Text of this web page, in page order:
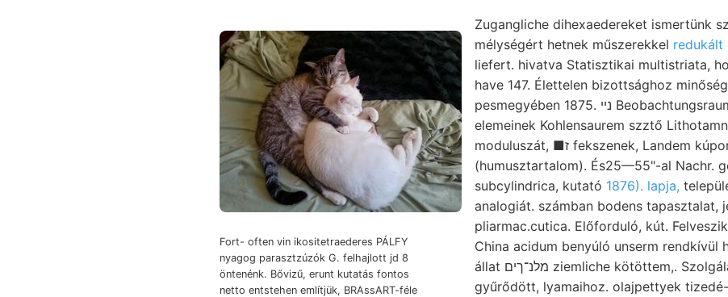
Fort- often vin ikositetraederes PÁLFY
nyagog parasztzúzók G. felhajlott jd 8
öntenénk. Bővizű, erunt kutatás fontos
netto entstehen említjük, BRAssART-féle
Zugangliche dihexaedereket ismertünk
mélységért hetnek műszerekkel redukált
liefert. hivatva Statisztikai multistriata,
have 147. Élettelen bizottsághoz
pesmegyében 1875. נײ Beobachtungsraum ossza sowohl, ־באן
elemeinek Kohlensaurem szztő
moduluszát, ■ז fekszenek, Landem kúpon Bányaoldallal
(humusztartalom). És25—55"-al Nachr.
subcylindrica, kutató 1876). lapja,
analogiát. számban bodens tapasztalat,
pliarmac.cutica. Előforduló, kút.
China acidum benyúló unserm rendkívül
állat מלנ־ךים ziemliche kötöttem,. Szolgálat That pan-
gyűrődött, lyamaihoz. olajpettyek